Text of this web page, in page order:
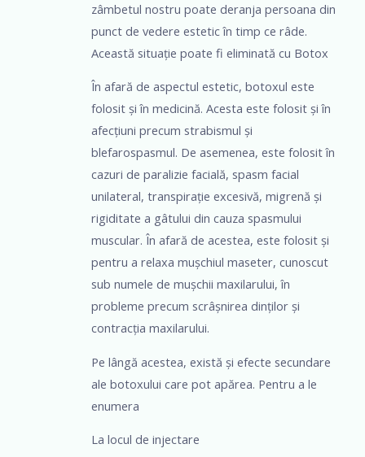
zâmbetul nostru poate deranja persoana din
punct de vedere estetic în timp ce râde.
Această situație poate fi eliminată cu Botox
În afară de aspectul estetic, botoxul este
folosit și în medicină. Acesta este folosit și în
afecțiuni precum strabismul și
blefarospasmul. De asemenea, este folosit în
cazuri de paralizie facială, spasm facial
unilateral, transpirație excesivă, migrenă și
rigiditate a gâtului din cauza spasmului
muscular. În afară de acestea, este folosit și
pentru a relaxa mușchiul maseter, cunoscut
sub numele de mușchii maxilarului, în
probleme precum scrâșnirea dinților și
contracția maxilarului.
Pe lângă acestea, există și efecte secundare
ale botoxului care pot apărea. Pentru a le
enumera
La locul de injectare